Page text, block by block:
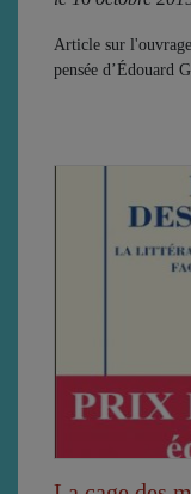
Article sur
pensée d’Édouard